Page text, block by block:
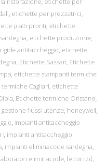
, etichette per prezzatrici,
piatti pronti, etichette
, etichette produzione,
antitaccheggio, etichette
, Etichette Sassari, Etichette
, etichette stampanti termiche
Cagliari, etichette
, Etichette termiche Oristano,
gestione flussi utenze, honeywell,
, impianti antitaccheggio
, impianti antitaccheggio
, impianti eliminacode sardegna,
laboratori eliminacode, lettori 2d,